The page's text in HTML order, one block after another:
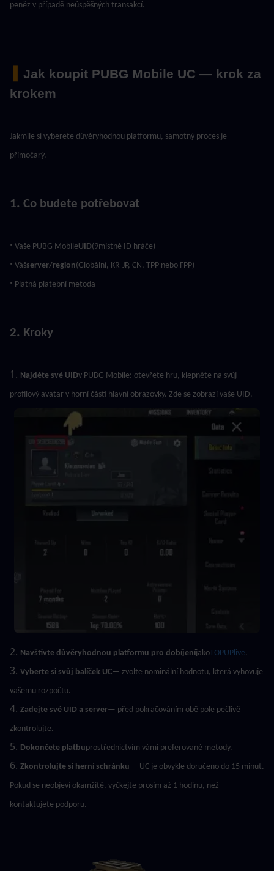
peněz v případě neúspěšných transakcí.
Jak koupit PUBG Mobile UC — krok za
krokem
Jakmile si vyberete důvěryhodnou platformu, samotný proces je
přímočarý.
1. Co budete potřebovat
· Vaše PUBG MobileUID(9místné ID hráče)
· Vášserver/region(Globální, KR-JP, CN, TPP nebo FPP)
· Platná platební metoda
2. Kroky
1. Najděte své UIDv PUBG Mobile: otevřete hru, klepněte na svůj
profilový avatar v horní části hlavní obrazovky. Zde se zobrazí vaše UID.
2. Navštivte důvěryhodnou platformu pro dobíjeníjakoTOPUPlive.
3. Vyberte si svůj balíček UC— zvolte nominální hodnotu, která vyhovuje
vašemu rozpočtu.
4. Zadejte své UID a server— před pokračováním obě pole pečlivě
zkontrolujte.
5. Dokončete platbuprostřednictvím vámi preferované metody.
6. Zkontrolujte si herní schránku— UC je obvykle doručeno do 15 minut.
Pokud se neobjeví okamžitě, vyčkejte prosím až 1 hodinu, než
kontaktujete podporu.